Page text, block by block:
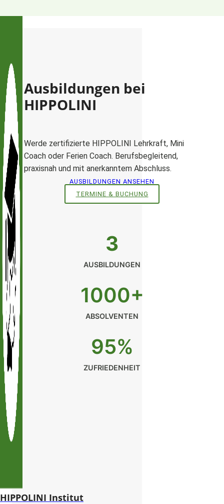
HIPPOLINI Institut
Ausbildungen bei
HIPPOLINI
Werde zertifizierte HIPPOLINI Lehrkraft, Mini
Coach oder Ferien Coach. Berufsbegleitend,
praxisnah und mit anerkanntem Abschluss.
AUSBILDUNGEN ANSEHEN
TERMINE & BUCHUNG
3
AUSBILDUNGEN
1000+
ABSOLVENTEN
95%
ZUFRIEDENHEIT